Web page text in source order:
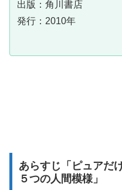
出版：角川書店
発行：2010年
あらすじ「ピュアだ
５つの人間模様」